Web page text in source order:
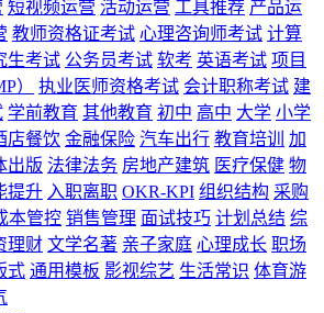
短视频运营 活动运营 工具推荐 产品运
教师资格证考试 心理咨询师考试 计算
生考试 公务员考试 软考 英语考试 项目
）
执业医师资格考试 会计职称考试 建
学前教育 其他教育 初中 高中 大学 小学
店餐饮 金融保险 汽车出行 教育培训
加
出版 法律法务 房地产建筑 医疗保健 物
提升 入职离职 OKR-KPI 组织结构 采购
本管控 销售管理 面试技巧 计划总结 综
理财 文学名著 亲子家庭 心理成长 职场
式 通用模板 影视综艺 生活常识 体育游